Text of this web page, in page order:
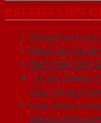
BÀI VIẾT LIÊN
Bảng Báo Giá
Báo Giá Cửa
BÁO GIÁ CỬA
【Cửa thông
cửa thông
Cửa nhựa
nhựa